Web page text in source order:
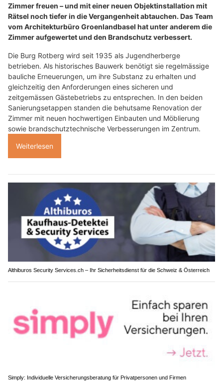
Zimmer freuen – und mit einer neuen Objektinstallation mit
Rätsel noch tiefer in die Vergangenheit abtauchen. Das Team
vom Architekturbüro Groenlandbasel hat unter anderem die
Zimmer aufgewertet und den Brandschutz verbessert.
Die Burg Rotberg wird seit 1935 als Jugendherberge
betrieben. Als historisches Bauwerk benötigt sie regelmässige
bauliche Erneuerungen, um ihre Substanz zu erhalten und
gleichzeitig den Anforderungen eines sicheren und
zeitgemässen Gästebetriebs zu entsprechen. In den beiden
Sanierungsetappen standen die behutsame Renovation der
Zimmer mit neuen hochwertigen Einbauten und Möblierung
sowie brandschutztechnische Verbesserungen im Zentrum.
Weiterlesen
Althiburos Security Services.ch – Ihr Sicherheitsdienst für die Schweiz & Österreich
Simply: Individuelle Versicherungsberatung für Privatpersonen und Firmen